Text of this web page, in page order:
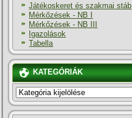
Játékoskeret és szakmai stáb
Mérkőzések - NB I
Mérkőzések - NB III
Igazolások
Tabella
KATEGÓRIÁK
KATEGÓRIÁK